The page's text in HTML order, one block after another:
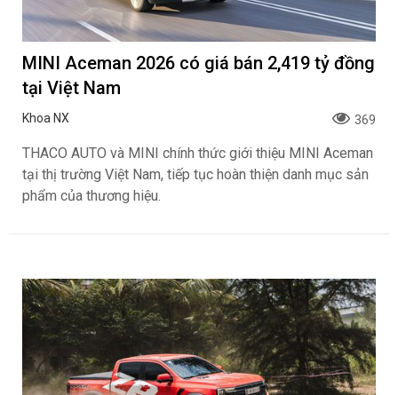
MINI Aceman 2026 có giá bán 2,419 tỷ đồng
tại Việt Nam
Khoa NX 369
THACO AUTO và MINI chính thức giới thiệu MINI Aceman
tại thị trường Việt Nam, tiếp tục hoàn thiện danh mục sản
phẩm của thương hiệu.